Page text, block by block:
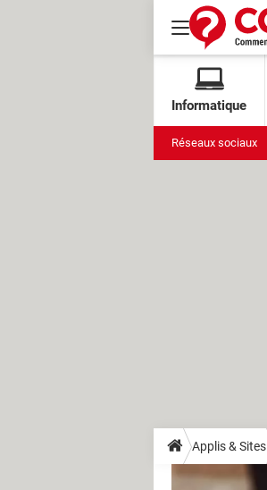
Informatique
Réseaux sociaux
Applis & Sites